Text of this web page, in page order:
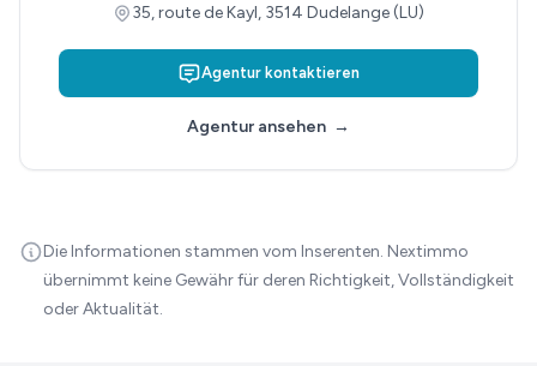
35, route de Kayl, 3514 Dudelange (LU)
Agentur kontaktieren
Agentur ansehen →
Die Informationen stammen vom Inserenten. Nextimmo
übernimmt keine Gewähr für deren Richtigkeit, Vollständigkeit
oder Aktualität.